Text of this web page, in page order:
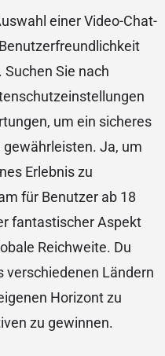
einer Video-Chat-
Sie nach
um ein sicheres
gewährleisten. Ja, um
Erlebnis zu
für Benutzer ab 18
fantastischer Aspekt
Reichweite. Du
verschiedenen Ländern
Horizont zu
zu gewinnen.